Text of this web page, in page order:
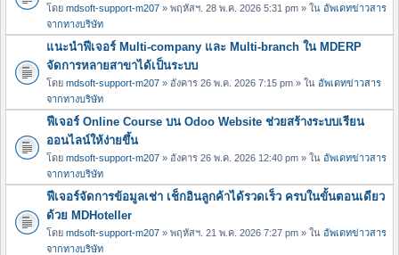
โดย mdsoft-support-m207 » พฤหัสฯ. 28 พ.ค. 2026 5:31 pm » ใน อัพเดทข่าวสาร
จากทางบริษัท
แนะนำฟีเจอร์ Multi-company และ Multi-branch ใน MDERP
จัดการหลายสาขาได้เป็นระบบ
โดย mdsoft-support-m207 » อังคาร 26 พ.ค. 2026 7:15 pm » ใน อัพเดทข่าวสาร
จากทางบริษัท
ฟีเจอร์ Online Course บน Odoo Website ช่วยสร้างระบบเรียน
ออนไลน์ให้ง่ายขึ้น
โดย mdsoft-support-m207 » อังคาร 26 พ.ค. 2026 12:40 pm » ใน อัพเดทข่าวสาร
จากทางบริษัท
ฟีเจอร์จัดการข้อมูลเช่า เช็กอินลูกค้าได้รวดเร็ว ครบในขั้นตอนเดียว
ด้วย MDHoteller
โดย mdsoft-support-m207 » พฤหัสฯ. 21 พ.ค. 2026 7:27 pm » ใน อัพเดทข่าวสาร
จากทางบริษัท